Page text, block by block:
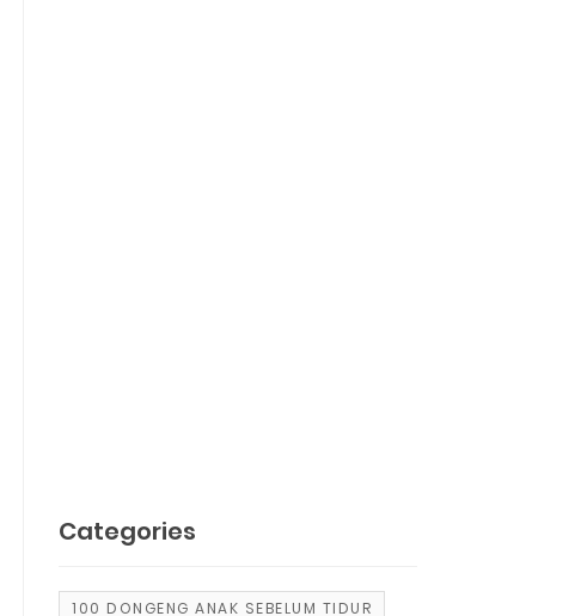
Categories
100 DONGENG ANAK SEBELUM TIDUR